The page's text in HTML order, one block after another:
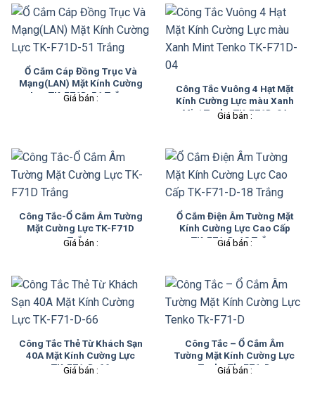
Ổ Cắm Cáp Đồng Trục Và
Mạng(LAN) Mặt Kính Cường
Lực TK-F71D-51 Trắng
Giá bán :
Công Tắc Vuông 4 Hạt Mặt
Kính Cường Lực màu Xanh
Mint Tenko TK-F71D-04
Giá bán :
Công Tắc-Ổ Cắm Âm Tường
Mặt Cường Lực TK-F71D
Trắng
Giá bán :
Ổ Cắm Điện Âm Tường Mặt
Kính Cường Lực Cao Cấp
TK-F71-D-18 Trắng
Giá bán :
Công Tắc Thẻ Từ Khách Sạn
40A Mặt Kính Cường Lực
TK-F71-D-66
Giá bán :
Công Tắc – Ổ Cắm Âm
Tường Mặt Kính Cường Lực
Tenko Tk-F71-D
Giá bán :